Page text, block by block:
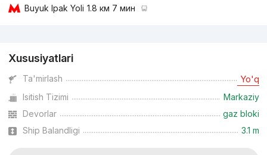
Buyuk Ipak Yoli 1.8 км 7 мин
Xususiyatlari
Ta'mirlash Yo'q
Isitish Tizimi
Markaziy
Devorlar
gaz bloki
Ship Balandligi
3.1 m